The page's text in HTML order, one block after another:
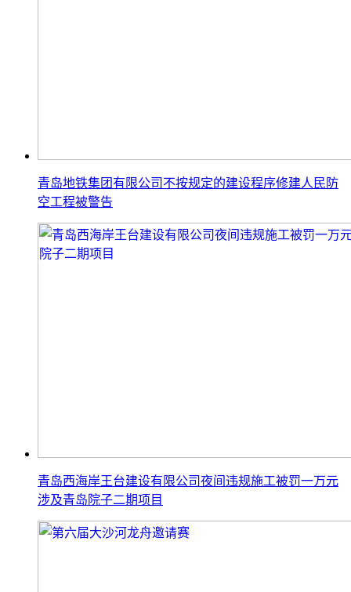
青岛地铁集团有限公司不按规定的建设程序修建人民防
空工程被警告
青岛西海岸王台建设有限公司夜间违规施工被罚一万元
涉及青岛院子二期项目